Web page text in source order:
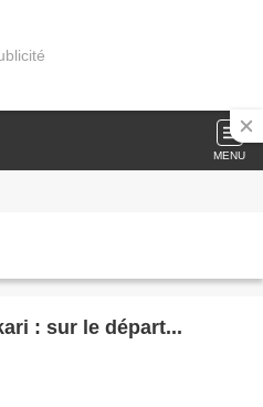
MENU
: sur le départ...